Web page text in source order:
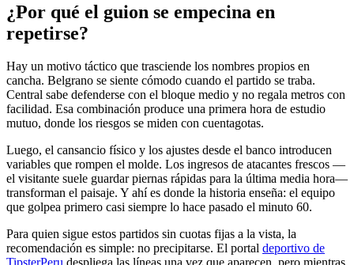
¿Por qué el guion se empecina en
repetirse?
Hay un motivo táctico que trasciende los nombres propios en
cancha. Belgrano se siente cómodo cuando el partido se traba.
Central sabe defenderse con el bloque medio y no regala metros con
facilidad. Esa combinación produce una primera hora de estudio
mutuo, donde los riesgos se miden con cuentagotas.
Luego, el cansancio físico y los ajustes desde el banco introducen
variables que rompen el molde. Los ingresos de atacantes frescos —
el visitante suele guardar piernas rápidas para la última media hora—
transforman el paisaje. Y ahí es donde la historia enseña: el equipo
que golpea primero casi siempre lo hace pasado el minuto 60.
Para quien sigue estos partidos sin cuotas fijas a la vista, la
recomendación es simple: no precipitarse. El portal deportivo de